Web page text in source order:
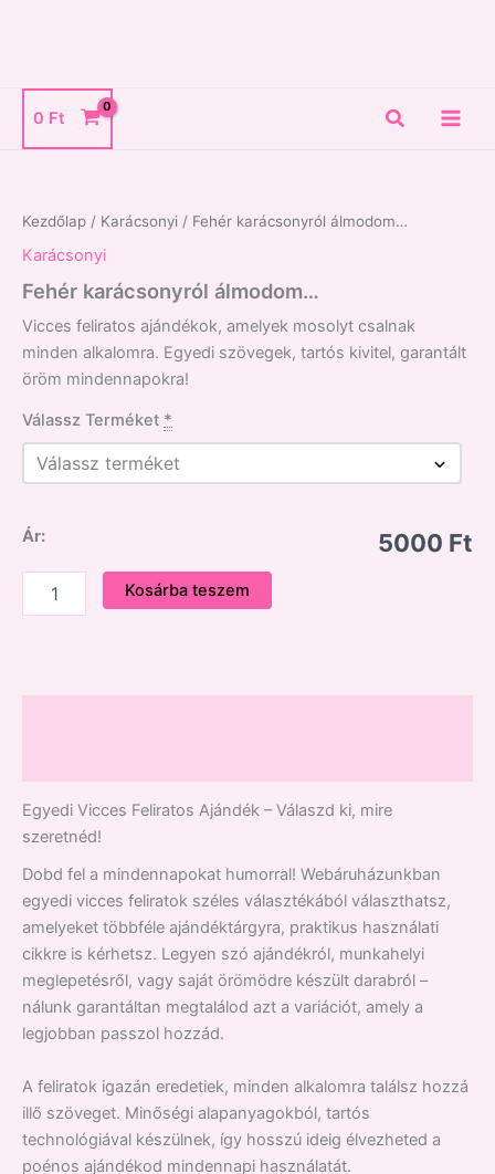
0 Ft Search
Kezdőlap / Karácsonyi / Fehér karácsonyról álmodom…
Karácsonyi
Fehér karácsonyról álmodom…
Vicces feliratos ajándékok, amelyek mosolyt csalnak
minden alkalomra. Egyedi szövegek, tartós kivitel, garantált
öröm mindennapokra!
Válassz Terméket *
Ár: 5000 Ft
mennyiség
Kosárba teszem
Egyedi Vicces Feliratos Ajándék – Válaszd ki, mire
szeretnéd!
Dobd fel a mindennapokat humorral! Webáruházunkban
egyedi vicces feliratok széles választékából választhatsz,
amelyeket többféle ajándéktárgyra, praktikus használati
cikkre is kérhetsz. Legyen szó ajándékról, munkahelyi
meglepetésről, vagy saját örömödre készült darabról –
nálunk garantáltan megtalálod azt a variációt, amely a
legjobban passzol hozzád.
A feliratok igazán eredetiek, minden alkalomra találsz hozzá
illő szöveget. Minőségi alapanyagokból, tartós
technológiával készülnek, így hosszú ideig élvezheted a
poénos ajándékod mindennapi használatát.